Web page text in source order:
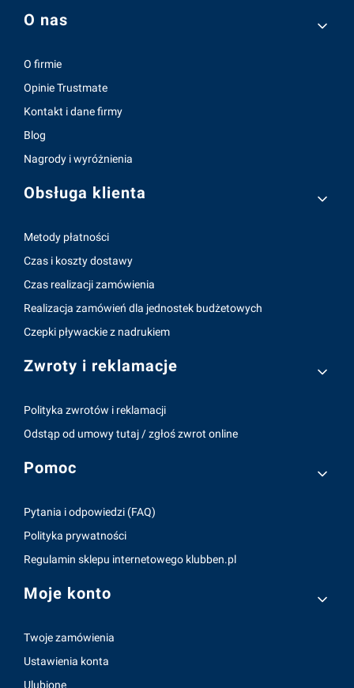
Linki w stopce
O nas
O firmie
Opinie Trustmate
Kontakt i dane firmy
Blog
Nagrody i wyróżnienia
Obsługa klienta
Metody płatności
Czas i koszty dostawy
Czas realizacji zamówienia
Realizacja zamówień dla jednostek budżetowych
Czepki pływackie z nadrukiem
Zwroty i reklamacje
Polityka zwrotów i reklamacji
Odstąp od umowy tutaj / zgłoś zwrot online
Pomoc
Pytania i odpowiedzi (FAQ)
Polityka prywatności
Regulamin sklepu internetowego klubben.pl
Moje konto
Twoje zamówienia
Ustawienia konta
Ulubione